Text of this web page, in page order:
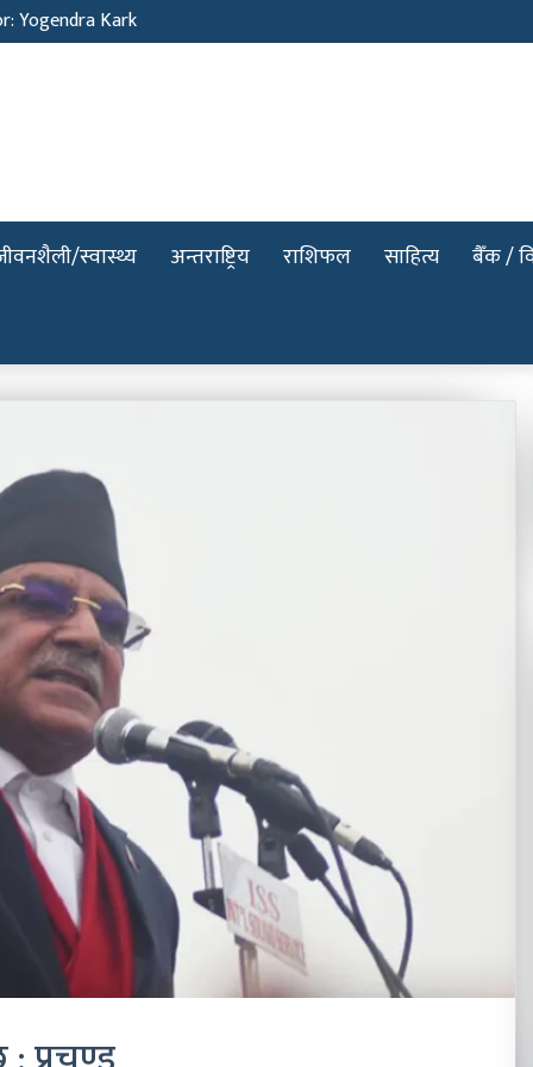
Yogendra Kark
स्वास्थ्य अन्तराष्ट्रिय राशिफल साहित्य बैँक /